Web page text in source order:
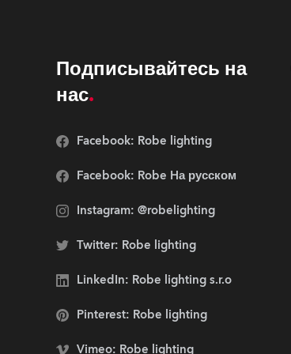
Подписывайтесь на
нас
Facebook: Robe lighting
Facebook: Robe Hа русском
Instagram: @robelighting
Twitter: Robe lighting
LinkedIn: Robe lighting s.r.o
Pinterest: Robe lighting
Vimeo: Robe lighting